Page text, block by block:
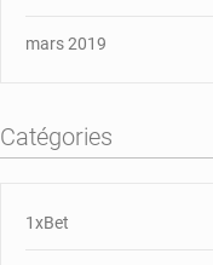
mars 2019
Catégories
1xBet